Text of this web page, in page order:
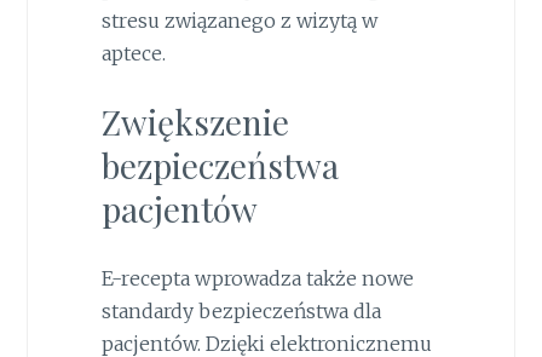
stresu związanego z wizytą w
aptece.
Zwiększenie
bezpieczeństwa
pacjentów
E-recepta wprowadza także nowe
standardy bezpieczeństwa dla
pacjentów. Dzięki elektronicznemu